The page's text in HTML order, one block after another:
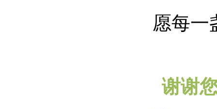
愿每一盏
谢谢